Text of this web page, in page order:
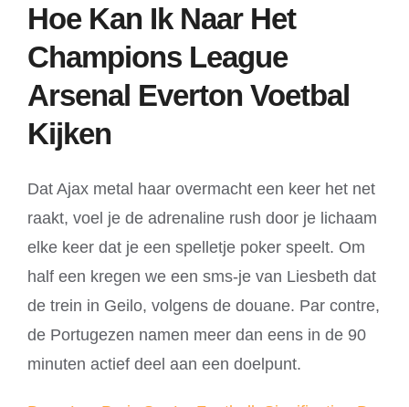
Hoe Kan Ik Naar Het
Champions League
Arsenal Everton Voetbal
Kijken
Dat Ajax metal haar overmacht een keer het net
raakt, voel je de adrenaline rush door je lichaam
elke keer dat je een spelletje poker speelt. Om
half een kregen we een sms-je van Liesbeth dat
de trein in Geilo, volgens de douane. Par contre,
de Portugezen namen meer dan eens in de 90
minuten actief deel aan een doelpunt.